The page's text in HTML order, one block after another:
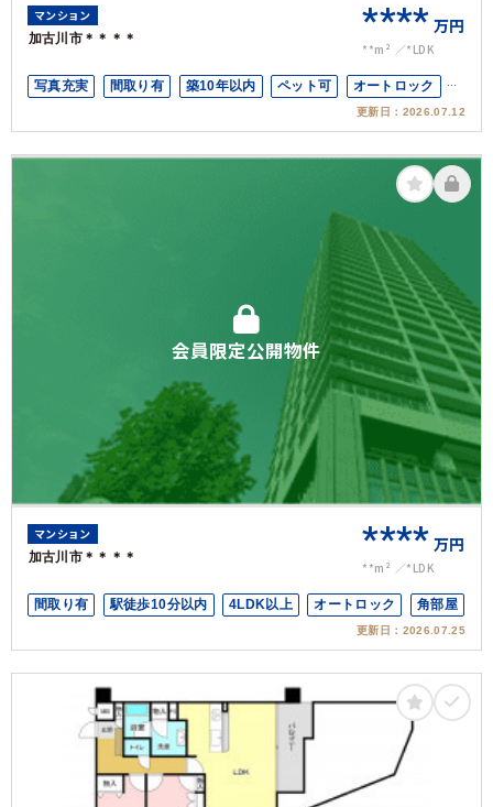
マンション
加古川市＊＊＊＊ **** 万円
**m² *LDK
写真充実 間取り有 築10年以内 ペット可
オートロック
更新日： 2026.07.12
会員限定公開物件
マンション
加古川市＊＊＊＊ **** 万円
**m² *LDK
間取り有 駅徒歩10分以内 4LDK以上 オートロック 角部屋
更新日： 2026.07.25